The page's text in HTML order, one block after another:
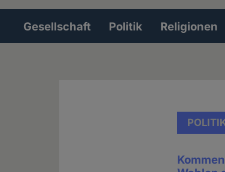
Hauptnavigation
Gesellschaft Politik Religionen